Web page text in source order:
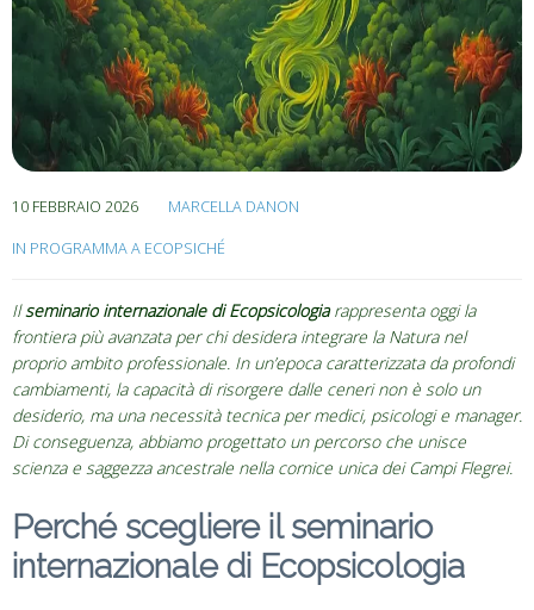
10 FEBBRAIO 2026 MARCELLA DANON
IN PROGRAMMA A ECOPSICHÉ
Ilseminario internazionale di Ecopsicologiarappresenta oggi la
frontiera più avanzata per chi desidera integrare la Natura nel
proprio ambito professionale. In un’epoca caratterizzata da profondi
cambiamenti, la capacità di risorgere dalle ceneri non è solo un
desiderio, ma una necessità tecnica per medici, psicologi e manager.
Di conseguenza, abbiamo progettato un percorso che unisce
scienza e saggezza ancestrale nella cornice unica dei Campi Flegrei.
Perché scegliere il seminario
internazionale di Ecopsicologia